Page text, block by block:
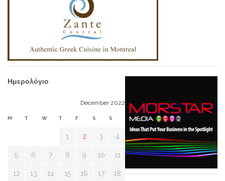
Ημερολόγιο
December 2022
M T W T F S S
1 2 3 4
5 6 7 8 9 10 11
12 13 14 15 16 17 18